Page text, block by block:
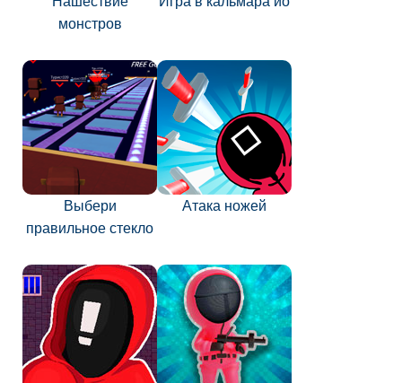
монстров
Выбери
правильное стекло
Атака ножей